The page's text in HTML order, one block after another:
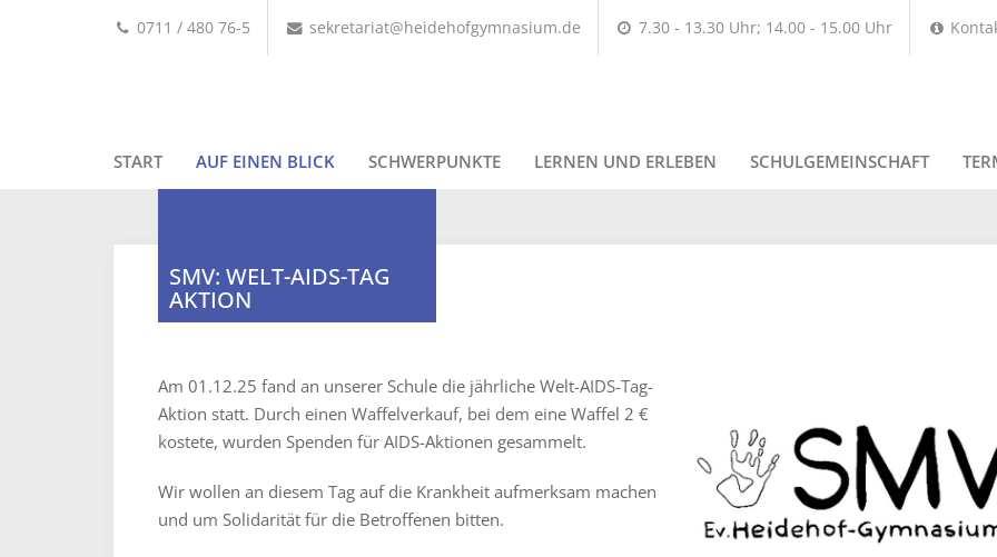
0711 / 480 76-5 sekretariat@heidehofgymnasium.de 7.30 - 13.30 Uhr; 14.00 - 15.00 Uhr
START AUF EINEN BLICK SCHWERPUNKTE LERNEN UND ERLEBEN SCHULGEMEINSCHAFT
SMV: WELT-AIDS-TAG
AKTION
Am 01.12.25 fand an unserer Schule die jährliche Welt-AIDS-Tag-
Aktion statt. Durch einen Waffelverkauf, bei dem eine Waffel 2 €
kostete, wurden Spenden für AIDS-Aktionen gesammelt.
Wir wollen an diesem Tag auf die Krankheit aufmerksam machen
und um Solidarität für die Betroffenen bitten.